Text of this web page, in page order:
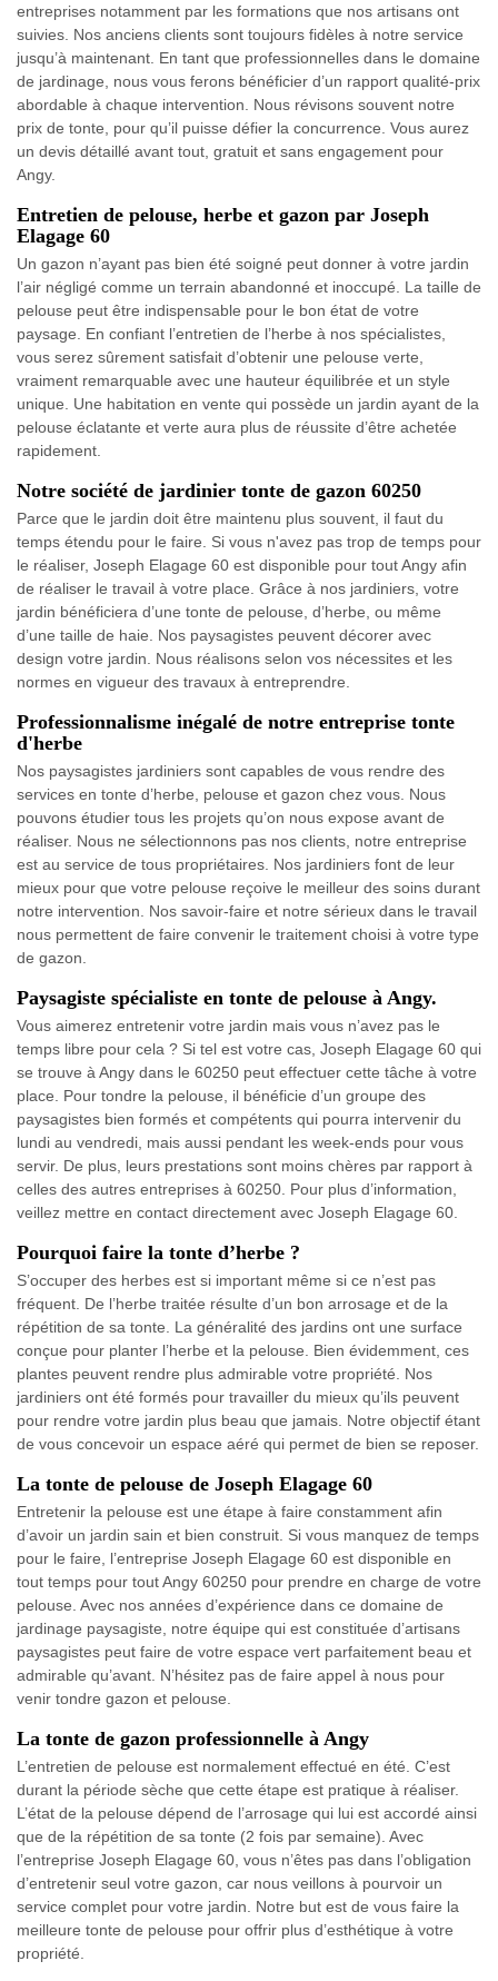
entreprises notamment par les formations que nos artisans ont
suivies. Nos anciens clients sont toujours fidèles à notre service
jusqu’à maintenant. En tant que professionnelles dans le domaine
de jardinage, nous vous ferons bénéficier d’un rapport qualité-prix
abordable à chaque intervention. Nous révisons souvent notre
prix de tonte, pour qu’il puisse défier la concurrence. Vous aurez
un devis détaillé avant tout, gratuit et sans engagement pour
Angy.
Entretien de pelouse, herbe et gazon par Joseph
Elagage 60
Un gazon n’ayant pas bien été soigné peut donner à votre jardin
l’air négligé comme un terrain abandonné et inoccupé. La taille de
pelouse peut être indispensable pour le bon état de votre
paysage. En confiant l’entretien de l’herbe à nos spécialistes,
vous serez sûrement satisfait d’obtenir une pelouse verte,
vraiment remarquable avec une hauteur équilibrée et un style
unique. Une habitation en vente qui possède un jardin ayant de la
pelouse éclatante et verte aura plus de réussite d’être achetée
rapidement.
Notre société de jardinier tonte de gazon 60250
Parce que le jardin doit être maintenu plus souvent, il faut du
temps étendu pour le faire. Si vous n'avez pas trop de temps pour
le réaliser, Joseph Elagage 60 est disponible pour tout Angy afin
de réaliser le travail à votre place. Grâce à nos jardiniers, votre
jardin bénéficiera d’une tonte de pelouse, d’herbe, ou même
d’une taille de haie. Nos paysagistes peuvent décorer avec
design votre jardin. Nous réalisons selon vos nécessites et les
normes en vigueur des travaux à entreprendre.
Professionnalisme inégalé de notre entreprise tonte
d'herbe
Nos paysagistes jardiniers sont capables de vous rendre des
services en tonte d’herbe, pelouse et gazon chez vous. Nous
pouvons étudier tous les projets qu’on nous expose avant de
réaliser. Nous ne sélectionnons pas nos clients, notre entreprise
est au service de tous propriétaires. Nos jardiniers font de leur
mieux pour que votre pelouse reçoive le meilleur des soins durant
notre intervention. Nos savoir-faire et notre sérieux dans le travail
nous permettent de faire convenir le traitement choisi à votre type
de gazon.
Paysagiste spécialiste en tonte de pelouse à Angy.
Vous aimerez entretenir votre jardin mais vous n’avez pas le
temps libre pour cela ? Si tel est votre cas, Joseph Elagage 60 qui
se trouve à Angy dans le 60250 peut effectuer cette tâche à votre
place. Pour tondre la pelouse, il bénéficie d’un groupe des
paysagistes bien formés et compétents qui pourra intervenir du
lundi au vendredi, mais aussi pendant les week-ends pour vous
servir. De plus, leurs prestations sont moins chères par rapport à
celles des autres entreprises à 60250. Pour plus d’information,
veillez mettre en contact directement avec Joseph Elagage 60.
Pourquoi faire la tonte d’herbe ?
S’occuper des herbes est si important même si ce n’est pas
fréquent. De l’herbe traitée résulte d’un bon arrosage et de la
répétition de sa tonte. La généralité des jardins ont une surface
conçue pour planter l’herbe et la pelouse. Bien évidemment, ces
plantes peuvent rendre plus admirable votre propriété. Nos
jardiniers ont été formés pour travailler du mieux qu’ils peuvent
pour rendre votre jardin plus beau que jamais. Notre objectif étant
de vous concevoir un espace aéré qui permet de bien se reposer.
La tonte de pelouse de Joseph Elagage 60
Entretenir la pelouse est une étape à faire constamment afin
d’avoir un jardin sain et bien construit. Si vous manquez de temps
pour le faire, l’entreprise Joseph Elagage 60 est disponible en
tout temps pour tout Angy 60250 pour prendre en charge de votre
pelouse. Avec nos années d’expérience dans ce domaine de
jardinage paysagiste, notre équipe qui est constituée d’artisans
paysagistes peut faire de votre espace vert parfaitement beau et
admirable qu’avant. N’hésitez pas de faire appel à nous pour
venir tondre gazon et pelouse.
La tonte de gazon professionnelle à Angy
L’entretien de pelouse est normalement effectué en été. C’est
durant la période sèche que cette étape est pratique à réaliser.
L’état de la pelouse dépend de l’arrosage qui lui est accordé ainsi
que de la répétition de sa tonte (2 fois par semaine). Avec
l’entreprise Joseph Elagage 60, vous n’êtes pas dans l’obligation
d’entretenir seul votre gazon, car nous veillons à pourvoir un
service complet pour votre jardin. Notre but est de vous faire la
meilleure tonte de pelouse pour offrir plus d’esthétique à votre
propriété.